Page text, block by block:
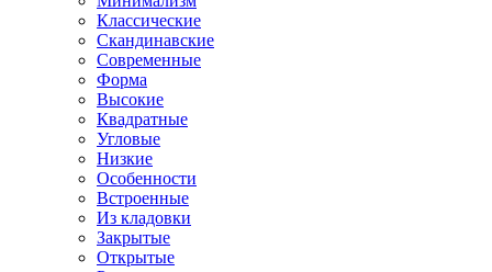
Классические
Скандинавские
Современные
Форма
Высокие
Квадратные
Угловые
Низкие
Особенности
Встроенные
Из кладовки
Закрытые
Открытые